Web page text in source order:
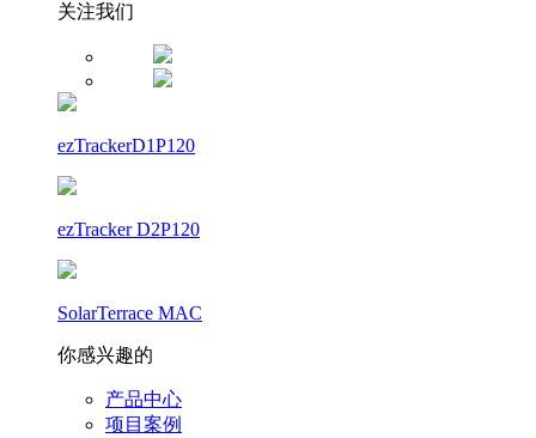
关注我们
ezTrackerD1P120
ezTracker D2P120
SolarTerrace MAC
你感兴趣的
产品中心
项目案例